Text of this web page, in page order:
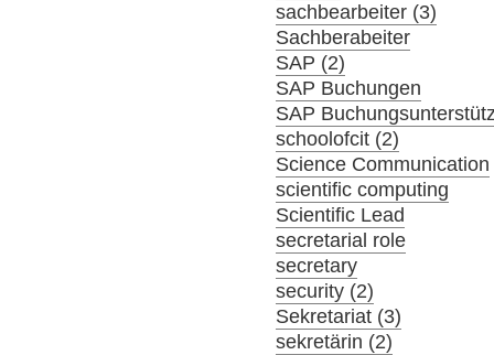
sachbearbeiter (3)
Sachberabeiter
SAP (2)
SAP Buchungen
SAP
schoolofcit (2)
Science Communication
scientific computing
Scientific Lead
secretarial role
secretary
security (2)
Sekretariat (3)
sekretärin (2)